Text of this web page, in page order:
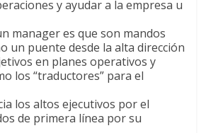
y ayudar a la empresa u
manager es que son mandos
un puente desde la alta dirección
en planes operativos y
los “traductores” para el
los altos ejecutivos por el
de primera línea por su